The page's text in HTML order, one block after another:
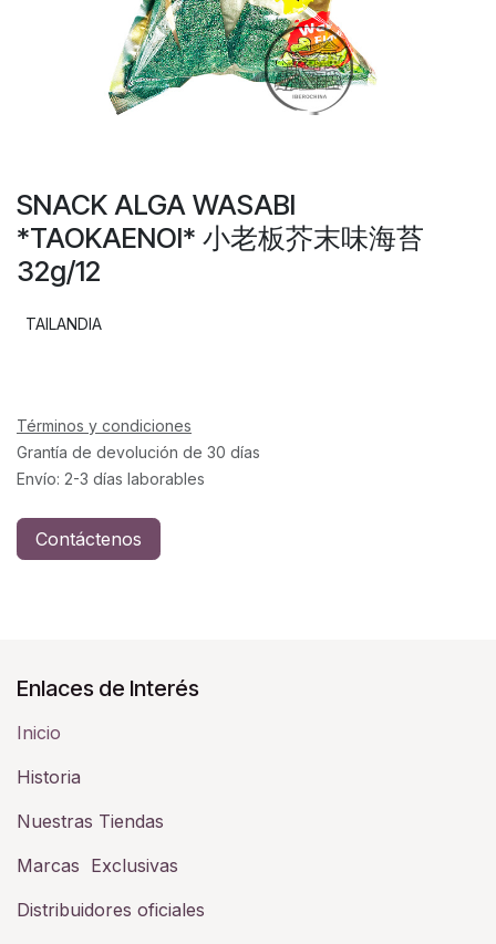
SNACK ALGA WASABI
*TAOKAENOI* 小老板芥末味海苔
32g/12
TAILANDIA
Términos y condiciones
Grantía de devolución de 30 días
Envío: 2-3 días laborables
Contáctenos
Enlaces de Interés
Inicio
Historia​
Nuestras Tiendas
Marcas Exclusivas
Distribuidores oficiales